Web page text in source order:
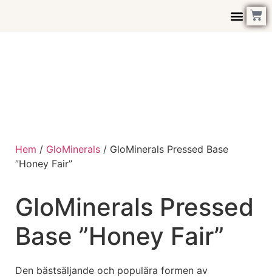
Hem / GloMinerals / GloMinerals Pressed Base
”Honey Fair”
GloMinerals Pressed
Base ”Honey Fair”
Den bästsäljande och populära formen av